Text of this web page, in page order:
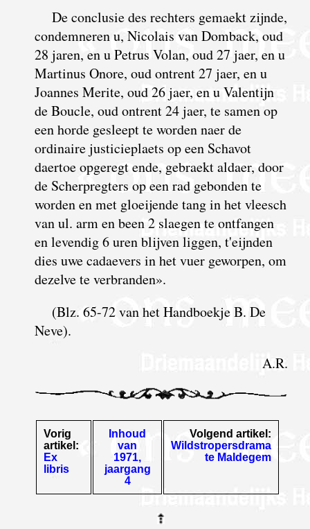
De conclusie des rechters gemaekt zijnde,
condemneren u, Nicolais van Domback, oud
28 jaren, en u Petrus Volan, oud 27 jaer, en u
Martinus Onore, oud ontrent 27 jaer, en u
Joannes Merite, oud 26 jaer, en u Valentijn
de Boucle, oud ontrent 24 jaer, te samen op
een horde gesleept te worden naer de
ordinaire justicieplaets op een Schavot
daertoe opgeregt ende, gebraekt aldaer, door
de Scherpregters op een rad gebonden te
worden en met gloeijende tang in het vleesch
van ul. arm en been 2 slaegen te ontfangen
en levendig 6 uren blijven liggen, t'eijnden
dies uwe cadaevers in het vuer geworpen, om
dezelve te verbranden».
(Blz. 65-72 van het Handboekje B. De
Neve).
A.R.
Vorig
artikel:
Ex
libris
Inhoud
van
1971,
jaargang
4
Volgend artikel:
Wildstropersdrama
te Maldegem